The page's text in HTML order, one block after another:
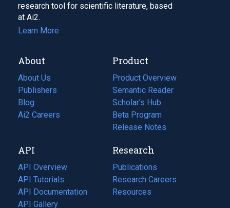
research tool for scientific literature, based
at Ai2.
Learn More
About
About Us
Publishers
Blog
(opens
in
tab)
Ai2 Careers
(opens
new
tab)
Product
Product Overview
Semantic Reader
Scholar's Hub
Beta Program
Release Notes
API
API Overview
API Tutorials
API Documentation
(opens
in
API Gallery
Research
Publications
(opens
in
a
Research Careers
(opens
in
Resources
(opens